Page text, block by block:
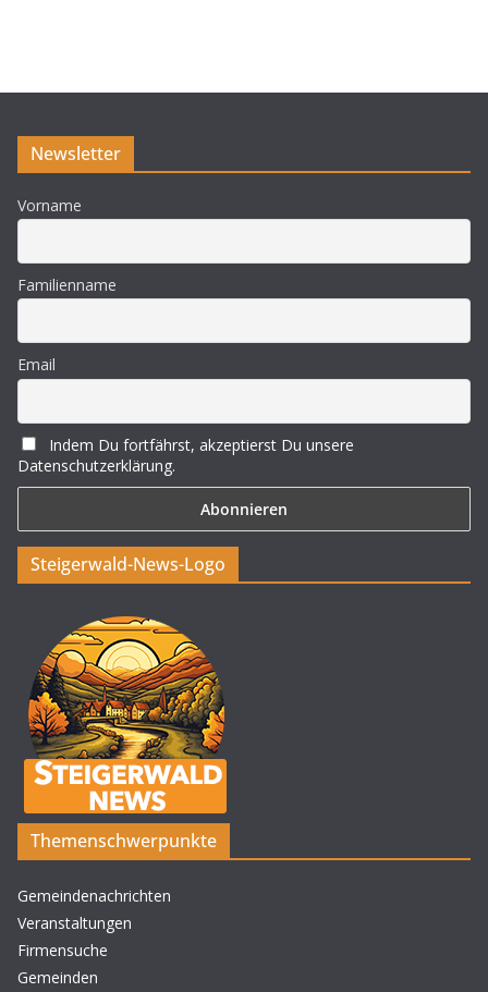
s
Newsletter
Vorname
Familienname
Email
Indem Du fortfährst, akzeptierst Du unsere
Datenschutzerklärung.
Steigerwald-News-Logo
Themenschwerpunkte
Gemeindenachrichten
Veranstaltungen
Firmensuche
Gemeinden